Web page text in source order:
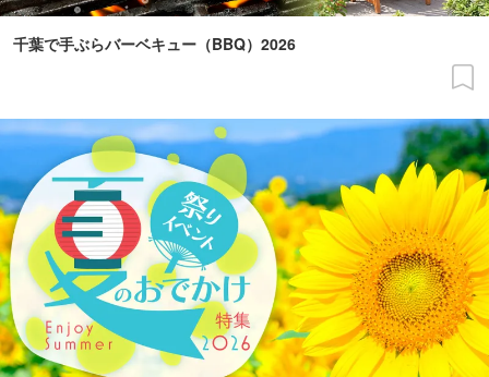
千葉で手ぶらバーベキュー（BBQ）2026